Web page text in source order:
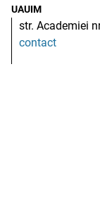
UAUIM
str. Academiei
contact